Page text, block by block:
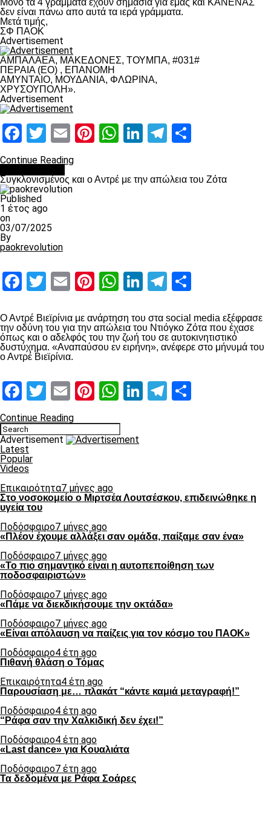
Μόνο τα 4 γράμματα έχουν σημασία για εμάς και ΚΑΝΕΝΑΣ
δεν είναι πάνω απο αυτά τα ιερά γράμματα.
Μετά τιμής,
ΣΦ ΠΑΟΚ
Advertisement
ΑΜΠΑΛΑΕΑ, ΜΑΚΕΔΟΝΕΣ, ΤΟΥΜΠΑ, #031#
ΠΕΡΑΙΑ (ΕΟ) , ΕΠΑΝΟΜΗ
ΑΜΥΝΤΑΙΟ, ΜΟΥΔΑΝΙΑ, ΦΛΩΡΙΝΑ,
ΧΡΥΣΟΥΠΟΛΗ».
Advertisement
Facebook
Twitter
EmailPinterest
WhatsApp
LinkedIn
Telegram
Continue Reading
Συγκλονισμένος και ο Αντρέ με την απώλεια του Ζότα
Published
1 έτος ago
on
03/07/2025
By
paokrevolution
Facebook
Twitter
EmailPinterest
WhatsApp
LinkedIn
Telegram
Ο Αντρέ Βιεϊρίνια με ανάρτηση του στα social media εξέφρασε
την οδύνη του για την απώλεια του Ντιόγκο Ζότα που έχασε
όπως και ο αδελφός του την ζωή του σε αυτοκινητιστικό
δυστύχημα. «Αναπαύσου εν ειρήνη», ανέφερε στο μήνυμά του
ο Αντρέ Βιεϊρίνια.
Facebook
Twitter
EmailPinterest
WhatsApp
LinkedIn
Telegram
Continue Reading
Advertisement
Latest
Popular
Videos
Επικαιρότητα7 μήνες ago
Στο νοσοκομείο ο Μιρτσέα Λουτσέσκου, επιδεινώθηκε η
υγεία του
Ποδόσφαιρο7 μήνες ago
«Πλέον έχουμε αλλάξει σαν ομάδα, παίξαμε σαν ένα»
Ποδόσφαιρο7 μήνες ago
«Το πιο σημαντικό είναι η αυτοπεποίθηση των
ποδοσφαιριστών»
Ποδόσφαιρο7 μήνες ago
«Πάμε να διεκδικήσουμε την οκτάδα»
Ποδόσφαιρο7 μήνες ago
«Είναι απόλαυση να παίζεις για τον κόσμο του ΠΑΟΚ»
Ποδόσφαιρο4 έτη ago
Πιθανή θλάση ο Τόμας
Επικαιρότητα4 έτη ago
Παρουσίαση με… πλακάτ “κάντε καμιά μεταγραφή!”
Ποδόσφαιρο4 έτη ago
“Ράφα σαν την Χαλκιδική δεν έχει!”
Ποδόσφαιρο4 έτη ago
«Last dance» για Κουαλιάτα
Ποδόσφαιρο7 έτη ago
Τα δεδομένα με Ράφα Σοάρες